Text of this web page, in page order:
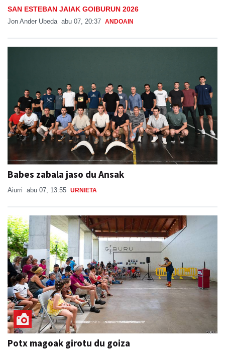
SAN ESTEBAN JAIAK GOIBURUN 2026
Jon Ander Ubeda abu 07, 20:37 ANDOAIN
Babes zabala jaso du Ansak
Aiurri abu 07, 13:55 URNIETA
Potx magoak girotu du goiza